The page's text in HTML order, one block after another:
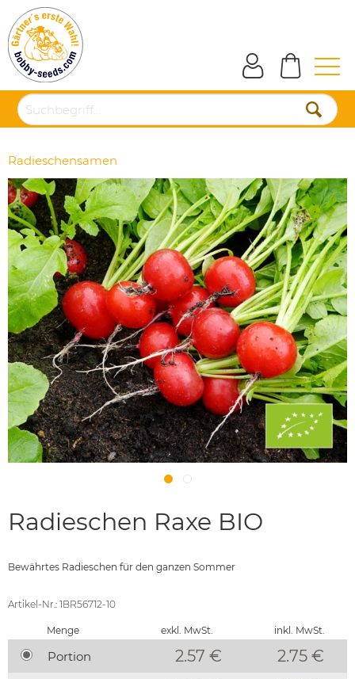
Radieschensamen
Radieschen Raxe BIO
Bewährtes Radieschen für den ganzen Sommer
Artikel-Nr.: 1BR56712-10
Menge exkl. MwSt. inkl. MwSt.
Portion 2.57 € 2.75 €